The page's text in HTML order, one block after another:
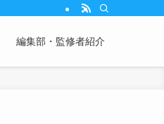
編集部・監修者紹介